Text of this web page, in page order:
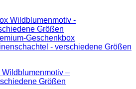
–
Größen